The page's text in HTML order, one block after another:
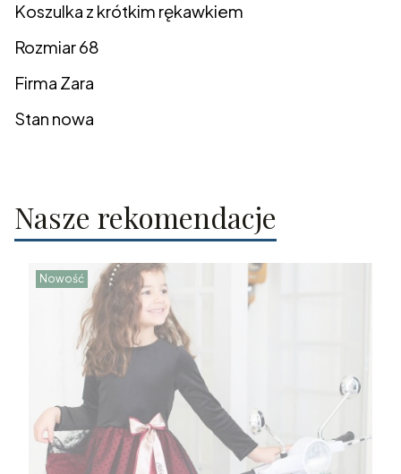
Koszulka z krótkim rękawkiem
Rozmiar 68
Firma Zara
Stan nowa
Nasze rekomendacje
Nowość